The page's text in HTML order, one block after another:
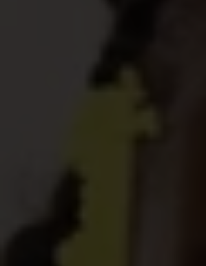
gepassioneerde leerkracht of